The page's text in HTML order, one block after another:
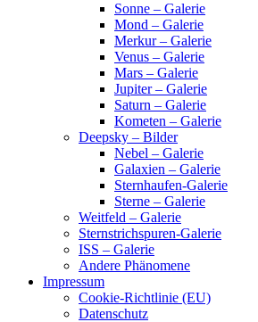
Sonne – Galerie
Mond – Galerie
Merkur – Galerie
Venus – Galerie
Mars – Galerie
Jupiter – Galerie
Saturn – Galerie
Kometen – Galerie
Deepsky – Bilder
Nebel – Galerie
Galaxien – Galerie
Sternhaufen-Galerie
Sterne – Galerie
Weitfeld – Galerie
Sternstrichspuren-Galerie
ISS – Galerie
Andere Phänomene
Impressum
Cookie-Richtlinie (EU)
Datenschutz